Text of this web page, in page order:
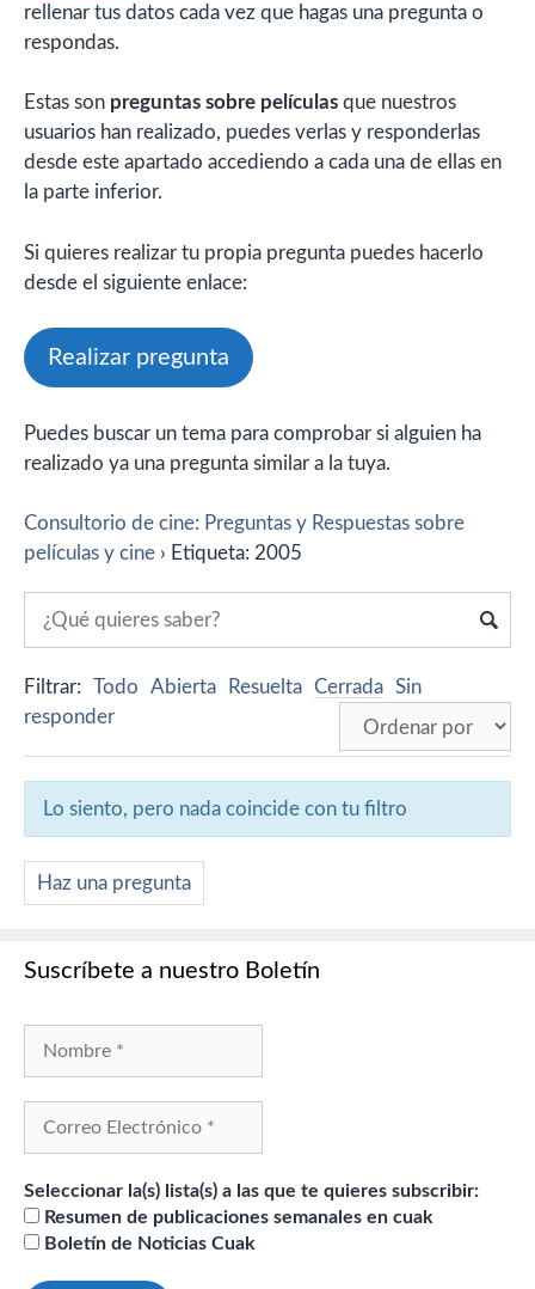
rellenar tus datos cada vez que hagas una pregunta o
respondas.
Estas son preguntas sobre películas que nuestros
usuarios han realizado, puedes verlas y responderlas
desde este apartado accediendo a cada una de ellas en
la parte inferior.
Si quieres realizar tu propia pregunta puedes hacerlo
desde el siguiente enlace:
Realizar pregunta
Puedes buscar un tema para comprobar si alguien ha
realizado ya una pregunta similar a la tuya.
Consultorio de cine: Preguntas y Respuestas sobre
películas y cine › Etiqueta: 2005
Filtrar: Todo Abierta Resuelta Cerrada Sin
responder
Lo siento, pero nada coincide con tu filtro
Haz una pregunta
Suscríbete a nuestro Boletín
Seleccionar la(s) lista(s) a las que te quieres subscribir:
Resumen de publicaciones semanales en cuak
Boletín de Noticias Cuak